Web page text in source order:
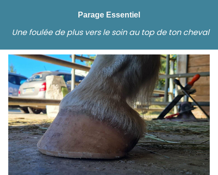
Parage Essentiel
Une foulée de plus vers le soin au top de ton cheval